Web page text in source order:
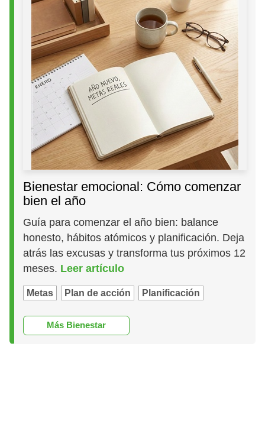
Bienestar emocional: Cómo comenzar
bien el año
Guía para comenzar el año bien: balance
honesto, hábitos atómicos y planificación. Deja
atrás las excusas y transforma tus próximos 12
meses. Leer artículo
Metas Plan de acción Planificación
Más Bienestar